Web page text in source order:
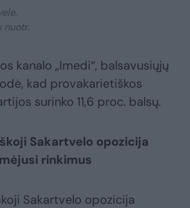
nuotr.
kanalo „Imedi“, balsavusiųjų
kad provakarietiškos
surinko 11,6 proc. balsų.
Sakartvelo opozicija
rinkimus
Sakartvelo opozicija